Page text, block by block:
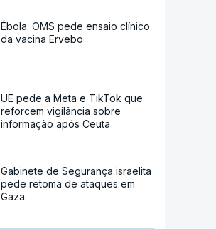
Ébola. OMS pede ensaio clínico
da vacina Ervebo
UE pede a Meta e TikTok que
reforcem vigilância sobre
informação após Ceuta
Gabinete de Segurança israelita
pede retoma de ataques em
Gaza